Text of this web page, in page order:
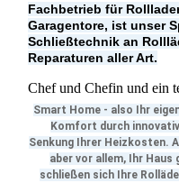
Fachbetrieb für
Garagentore, ist unser
Schließtechnik an
Reparaturen aller Art.
Chef und Chefin und ein
Smart Home - also Ihr
Komfort durch
Senkung Ihrer Heizkosten.
aber vor allem, Ihr Haus
schließen sich Ihre